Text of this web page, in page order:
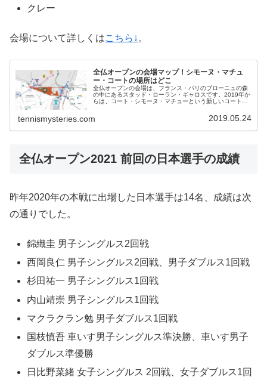
クレー
会場について詳しくはこちら↓ 。
全仏オープンの会場マップ！シモーヌ・マチュ
ー・コートの場所はどこ
全仏オープンの会場は、フランス・パリのブローニュの森
の中にあるスタッド・ローラン・ギャロスです。2019年か
らは、コート・シモーヌ・マチューという新しいコートが
tennismysteries.com 2019.05.24
全仏オープン2021 前回の日本選手の成績
昨年2020年の本戦に出場した日本選手は14名、成績は次
の通りでした。
錦織圭 男子シングルス2回戦
西岡良仁 男子シングルス2回戦、男子ダブルス1回戦
杉田祐一 男子シングルス1回戦
内山靖崇 男子シングルス1回戦
マクラクラン勉 男子ダブルス1回戦
国枝慎吾 車いす男子シングルス準決勝、車いす男子
ダブルス準優勝
日比野菜緒 女子シングルス 2回戦、女子ダブルス1回